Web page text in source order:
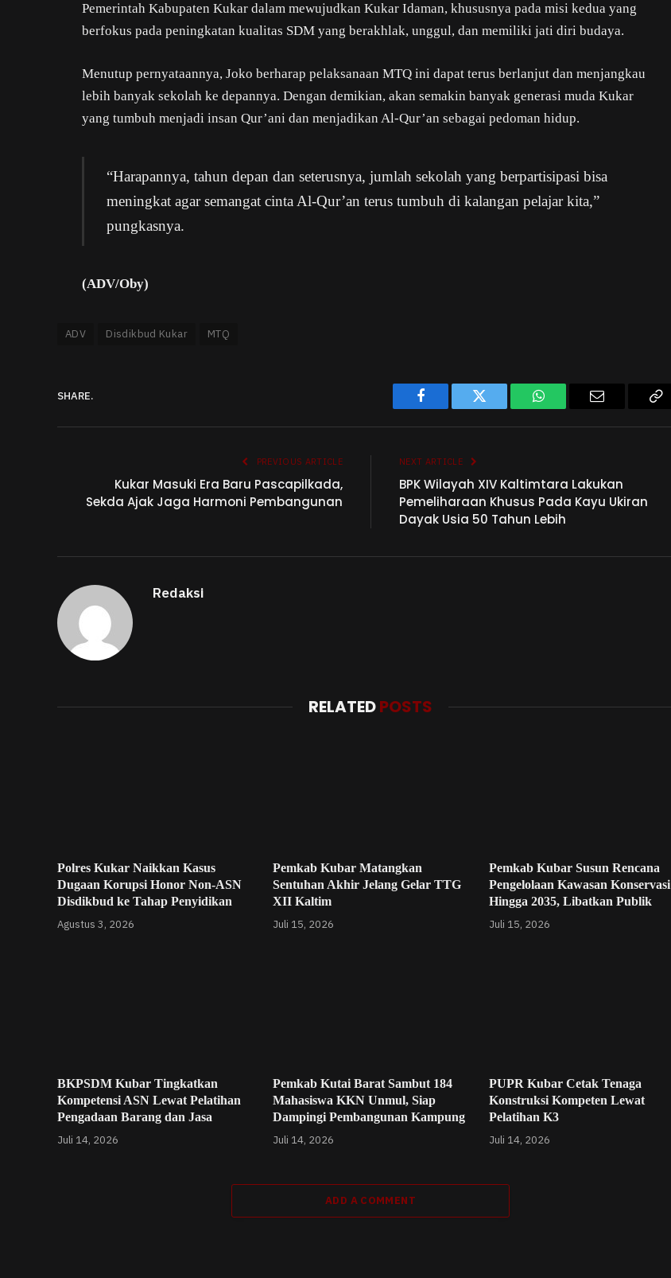
Pemerintah Kabupaten Kukar dalam mewujudkan Kukar Idaman, khususnya pada misi kedua yang
berfokus pada peningkatan kualitas SDM yang berakhlak, unggul, dan memiliki jati diri budaya.
Menutup pernyataannya, Joko berharap pelaksanaan MTQ ini dapat terus berlanjut dan menjangkau
lebih banyak sekolah ke depannya. Dengan demikian, akan semakin banyak generasi muda Kukar
yang tumbuh menjadi insan Qur’ani dan menjadikan Al-Qur’an sebagai pedoman hidup.
“Harapannya, tahun depan dan seterusnya, jumlah sekolah yang berpartisipasi bisa
meningkat agar semangat cinta Al-Qur’an terus tumbuh di kalangan pelajar kita,”
pungkasnya.
(ADV/Oby)
ADV Disdikbud Kukar MTQ
SHARE.
Facebook Twitter WhatsApp
PREVIOUS ARTICLE
Kukar Masuki Era Baru Pascapilkada,
Sekda Ajak Jaga Harmoni Pembangunan
NEXT ARTICLE
BPK Wilayah XIV Kaltimtara Lakukan
Pemeliharaan Khusus Pada Kayu Ukiran
Dayak Usia 50 Tahun Lebih
Redaksi
RELATEDPOSTS
Polres Kukar Naikkan Kasus
Dugaan Korupsi Honor Non-ASN
Disdikbud ke Tahap Penyidikan
Agustus 3, 2026
Pemkab Kubar Matangkan
Sentuhan Akhir Jelang Gelar TTG
XII Kaltim
Juli 15, 2026
Pemkab Kubar Susun Rencana
Pengelolaan Kawasan Konservasi
Hingga 2035, Libatkan Publik
Juli 15, 2026
BKPSDM Kubar Tingkatkan
Kompetensi ASN Lewat Pelatihan
Pengadaan Barang dan Jasa
Juli 14, 2026
Pemkab Kutai Barat Sambut 184
Mahasiswa KKN Unmul, Siap
Dampingi Pembangunan Kampung
Juli 14, 2026
PUPR Kubar Cetak Tenaga
Konstruksi Kompeten Lewat
Pelatihan K3
Juli 14, 2026
ADD A COMMENT